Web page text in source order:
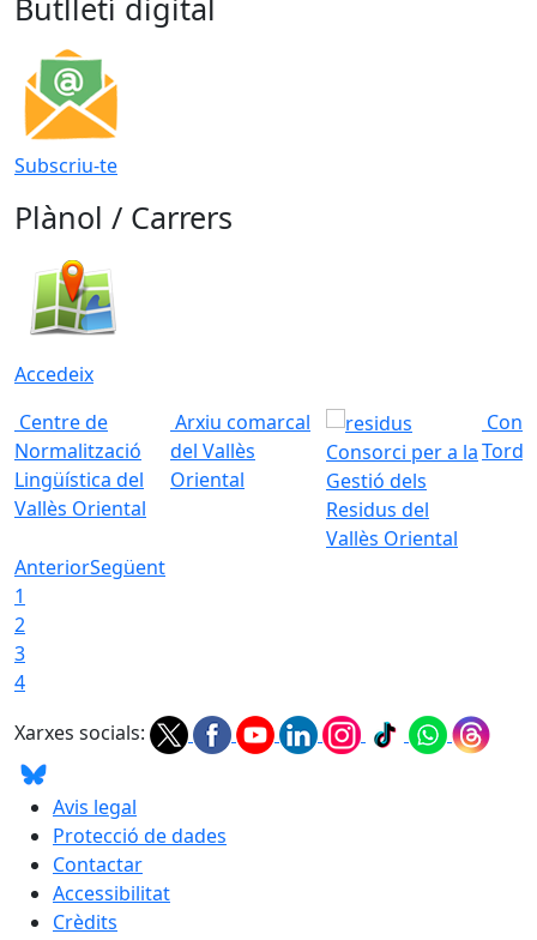
Subscriu-te
Plànol / Carrers
Accedeix
Centre de
Normalització
Lingüística del
Vallès Oriental
Arxiu comarcal
del Vallès
Oriental
Consorci per a la
Gestió dels
Residus del
Vallès Oriental
AnteriorSegüent
1
2
3
4
Xarxes socials:
Avis legal
Protecció de dades
Contactar
Accessibilitat
Crèdits